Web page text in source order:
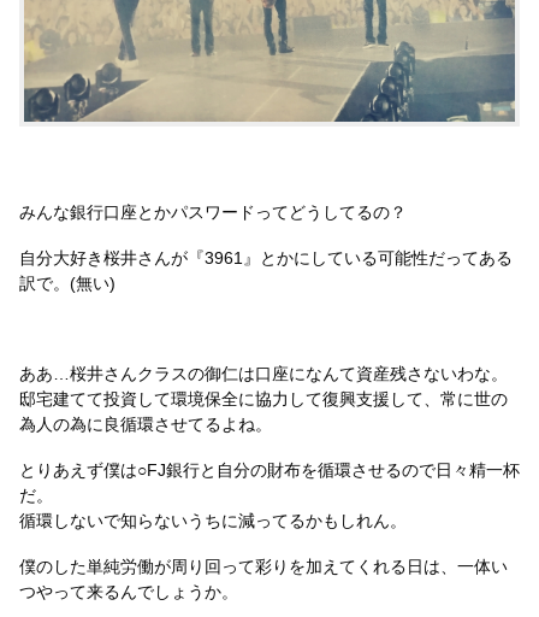
みんな銀行口座とかパスワードってどうしてるの？
自分大好き桜井さんが『3961』とかにしている可能性だってある
訳で。(無い)
ああ…桜井さんクラスの御仁は口座になんて資産残さないわな。
邸宅建てて投資して環境保全に協力して復興支援して、常に世の
為人の為に良循環させてるよね。
とりあえず僕は○FJ銀行と自分の財布を循環させるので日々精一杯
だ。
循環しないで知らないうちに減ってるかもしれん。
僕のした単純労働が周り回って彩りを加えてくれる日は、一体い
つやって来るんでしょうか。